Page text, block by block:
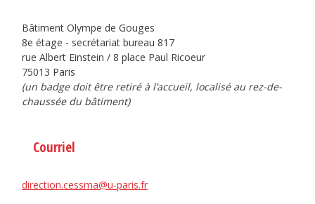
Bâtiment Olympe de Gouges
8e étage - secrétariat bureau 817
rue Albert Einstein / 8 place Paul Ricoeur
75013 Paris
(un badge doit être retiré à l’accueil, localisé au rez-de-
chaussée du bâtiment)
Courriel
direction.cessma@u-paris.fr